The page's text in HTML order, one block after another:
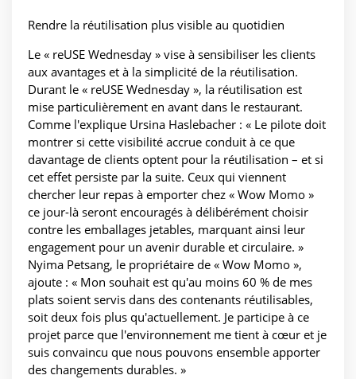
Rendre la réutilisation plus visible au quotidien
Le « reUSE Wednesday » vise à sensibiliser les clients
aux avantages et à la simplicité de la réutilisation.
Durant le « reUSE Wednesday », la réutilisation est
mise particulièrement en avant dans le restaurant.
Comme l'explique Ursina Haslebacher : « Le pilote doit
montrer si cette visibilité accrue conduit à ce que
davantage de clients optent pour la réutilisation – et si
cet effet persiste par la suite. Ceux qui viennent
chercher leur repas à emporter chez « Wow Momo »
ce jour-là seront encouragés à délibérément choisir
contre les emballages jetables, marquant ainsi leur
engagement pour un avenir durable et circulaire. »
Nyima Petsang, le propriétaire de « Wow Momo »,
ajoute : « Mon souhait est qu'au moins 60 % de mes
plats soient servis dans des contenants réutilisables,
soit deux fois plus qu'actuellement. Je participe à ce
projet parce que l'environnement me tient à cœur et je
suis convaincu que nous pouvons ensemble apporter
des changements durables. »